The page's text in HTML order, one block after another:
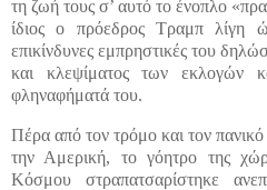
τη ζωή τους σ’ αυτό το ένοπλο
ίδιος ο πρόεδρος Τραμπ λίγη
επικίνδυνες εμπρηστικές του
και κλεψίματος των εκλογών
φληναφήματά του.
Πέρα από τον τρόμο και τον
την Αμερική, το γόητρο της
Κόσμου στραπατσαρίστηκε